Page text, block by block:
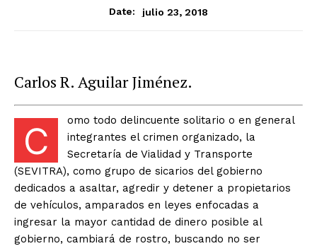
Date:
julio 23, 2018
Carlos R. Aguilar Jiménez.
C
omo todo delincuente solitario o en general
integrantes el crimen organizado, la
Secretaría de Vialidad y Transporte
(SEVITRA), como grupo de sicarios del gobierno
dedicados a asaltar, agredir y detener a propietarios
de vehículos, amparados en leyes enfocadas a
ingresar la mayor cantidad de dinero posible al
gobierno, cambiará de rostro, buscando no ser